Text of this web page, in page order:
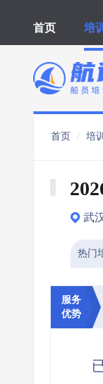
首页 培训
首页 培训
武
热门
服务
优势